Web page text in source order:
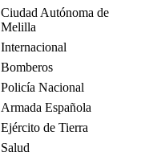
Ciudad Autónoma de
Melilla
Internacional
Bomberos
Policía Nacional
Armada Española
Ejército de Tierra
Salud